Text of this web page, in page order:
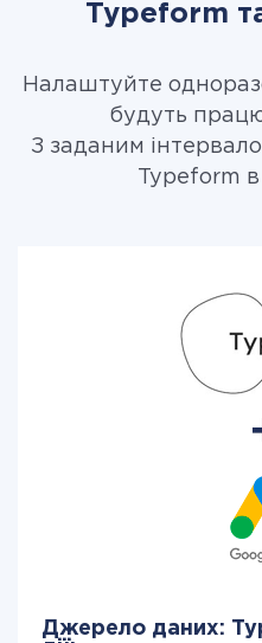
Typeform
Налаштуйте
будуть
З заданим
Typeform
Джерело даних: